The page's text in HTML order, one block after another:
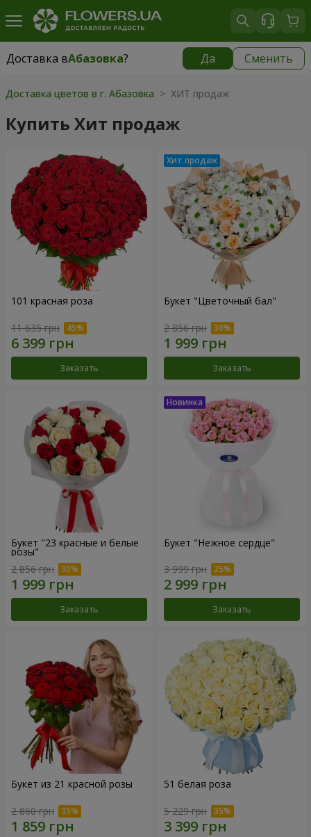
Доставка вАбазовка? Да Сменить
Доставка вАбазовка|
Доставка цветов в г. Абазовка > ХИТ продаж
Купить Хит продаж
101 красная роза
11 635 грн
Заказать
Букет "Цветочный бал"
2 856 грн
Заказать
Букет "23 красные и белые
розы"
2 856 грн
Заказать
Букет "Нежное сердце"
3 999 грн
Заказать
Букет из 21 красной розы
2 860 грн
51 белая роза
5 229 грн